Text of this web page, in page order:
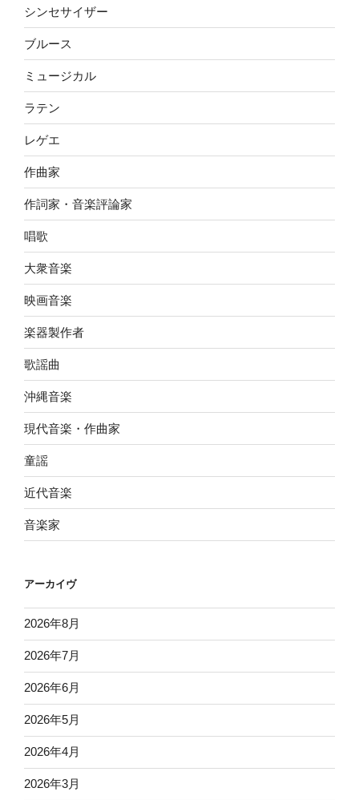
シンセサイザー
ブルース
ミュージカル
ラテン
レゲエ
作曲家
作詞家・音楽評論家
唱歌
大衆音楽
映画音楽
楽器製作者
歌謡曲
沖縄音楽
現代音楽・作曲家
童謡
近代音楽
音楽家
アーカイヴ
2026年8月
2026年7月
2026年6月
2026年5月
2026年4月
2026年3月